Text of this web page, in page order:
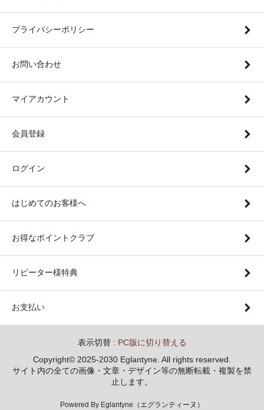
プライバシーポリシー
お問い合わせ
マイアカウント
会員登録
ログイン
はじめてのお客様へ
お得なポイントクラブ
リピーター様特典
お支払い
表示切替 : PC版に切り替える
Copyright© 2025-2030 Eglantyne. All rights reserved.
サイト内の全ての画像・文章・デザイン等の無断転載・複製を禁
止します。
Powered By Eglantyne（エグランティーヌ）